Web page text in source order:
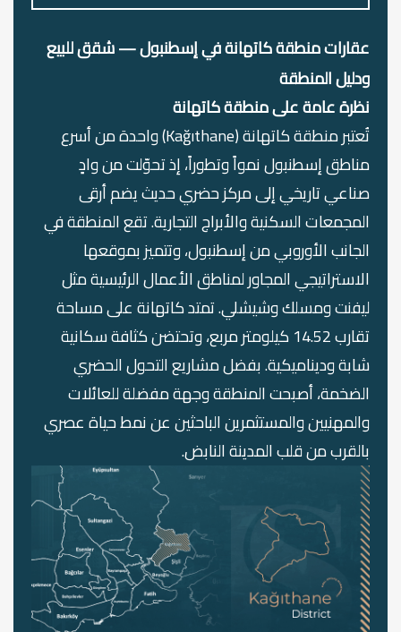
عقارات منطقة كاتهانة في إسطنبول — شقق للبيع
ودليل المنطقة
نظرة عامة على منطقة كاتهانة
تُعتبر منطقة كاتهانة (Kağıthane) واحدة من أسرع
مناطق إسطنبول نمواً وتطوراً، إذ تحوّلت من وادٍ
صناعي تاريخي إلى مركز حضري حديث يضم أرقى
المجمعات السكنية والأبراج التجارية. تقع المنطقة في
الجانب الأوروبي من إسطنبول، وتتميز بموقعها
الاستراتيجي المجاور لمناطق الأعمال الرئيسية مثل
ليفنت ومسلك وشيشلي. تمتد كاتهانة على مساحة
تقارب 14.52 كيلومتر مربع، وتحتضن كثافة سكانية
شابة وديناميكية. بفضل مشاريع التحول الحضري
الضخمة، أصبحت المنطقة وجهة مفضلة للعائلات
والمهنيين والمستثمرين الباحثين عن نمط حياة عصري
بالقرب من قلب المدينة النابض.